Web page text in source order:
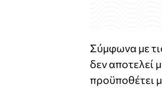
Σύμφωνα με
δεν αποτελεί
προϋποθέτει